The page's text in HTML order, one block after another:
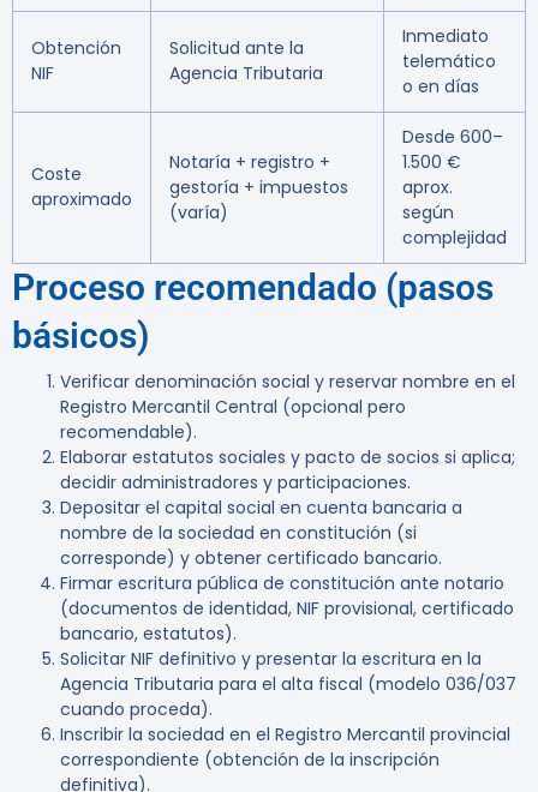
Obtención
NIF
Solicitud ante la
Agencia Tributaria
Inmediato
telemático
o en días
Coste
aproximado
Notaría + registro +
gestoría + impuestos
(varía)
Desde 600–
1.500 €
aprox.
según
complejidad
Proceso recomendado (pasos
básicos)
Verificar denominación social y reservar nombre en el
Registro Mercantil Central (opcional pero
recomendable).
Elaborar estatutos sociales y pacto de socios si aplica;
decidir administradores y participaciones.
Depositar el capital social en cuenta bancaria a
nombre de la sociedad en constitución (si
corresponde) y obtener certificado bancario.
Firmar escritura pública de constitución ante notario
(documentos de identidad, NIF provisional, certificado
bancario, estatutos).
Solicitar NIF definitivo y presentar la escritura en la
Agencia Tributaria para el alta fiscal (modelo 036/037
cuando proceda).
Inscribir la sociedad en el Registro Mercantil provincial
correspondiente (obtención de la inscripción
definitiva).